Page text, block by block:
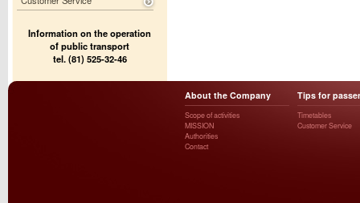
Information on the operation
of public transport
tel. (81) 525-32-46
About the Company
Scope of activities
MISSION
Authorities
Contact
Tips for
Timetables
Customer Service